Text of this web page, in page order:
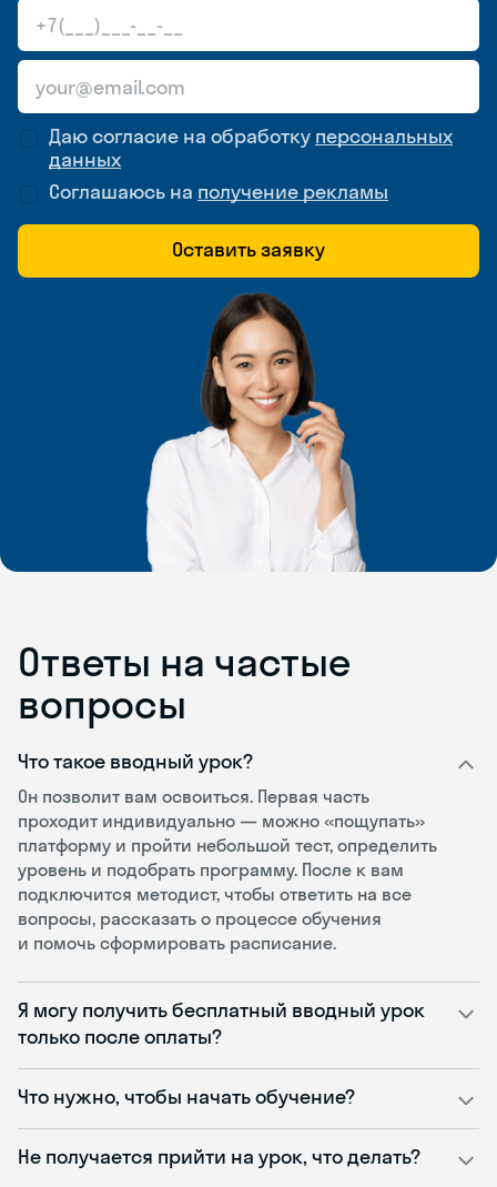
Даю согласие на обработку персональных
данных
Соглашаюсь на получение рекламы
Оставить заявку
Ответы на частые
вопросы
Что такое вводный урок?
Он позволит вам освоиться. Первая часть
проходит индивидуально — можно «пощупать»
платформу и пройти небольшой тест, определить
уровень и подобрать программу. После к вам
подключится методист, чтобы ответить на все
вопросы, рассказать о процессе обучения
и помочь сформировать расписание.
Я могу получить бесплатный вводный урок
только после оплаты?
Что нужно, чтобы начать обучение?
Не получается прийти на урок, что делать?